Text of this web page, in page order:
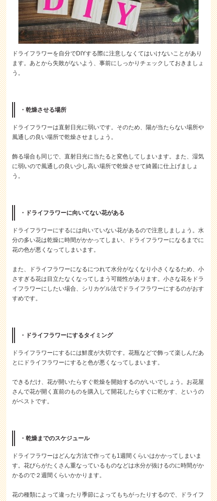
ドライフラワーを自分でDIYする際に注意しなくてはいけないことがあり
ます。あとから失敗がないよう、事前にしっかりチェックしておきましょ
う。
・乾燥させる場所
ドライフラワーは直射日光に弱いです。そのため、陽が当たらない場所や
風通しの良い場所で乾燥させましょう。
飾る場合も同じで、直射日光に当たると変色してしまいます。また、湿気
に弱いので風通しの良い少し高い場所で乾燥させて綺麗に仕上げましょ
う。
・ドライフラワーに向いてない花がある
ドライフラワーにするには向いていない花があるので注意しましょう。水
分の多い花は乾燥に時間がかかってしまい、ドライフラワーになるまでに
花の色が悪くなってしまいます。
また、ドライフラワーになるにつれて水分がなくなり小さくなるため、小
さすぎる花は目立たなくなってしまう可能性があります。小さな花をドラ
イフラワーにしたい場合、シリカゲル法でドライフラワーにするのがおす
すめです。
・ドライフラワーにするタイミング
ドライフラワーにするには鮮度が大切です。花瓶などで飾って楽しんだあ
とにドライフラワーにすると色が悪くなってしまいます。
できるだけ、花が開いたらすぐ乾燥を開始するのがいいでしょう。お花屋
さんで花が開く直前のものを購入して開花したらすぐに乾かす、というの
がベストです。
・乾燥までのスケジュール
ドライフラワーはどんな方法で作っても1週間くらいはかかってしまいま
す。花びらがたくさん重なっているものなどは水分が抜けるのに時間がか
かるので２週間くらいかかります。
花の種類によって違ったり季節によってもちがったりするので、ドライフ